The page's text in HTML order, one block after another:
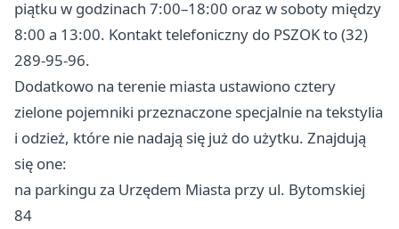
piątku w godzinach 7:00–18:00 oraz w soboty między
8:00 a 13:00. Kontakt telefoniczny do PSZOK to (32)
289-95-96.
Dodatkowo na terenie miasta ustawiono cztery
zielone pojemniki przeznaczone specjalnie na tekstylia
i odzież, które nie nadają się już do użytku. Znajdują
się one:
na parkingu za Urzędem Miasta przy ul. Bytomskiej
84